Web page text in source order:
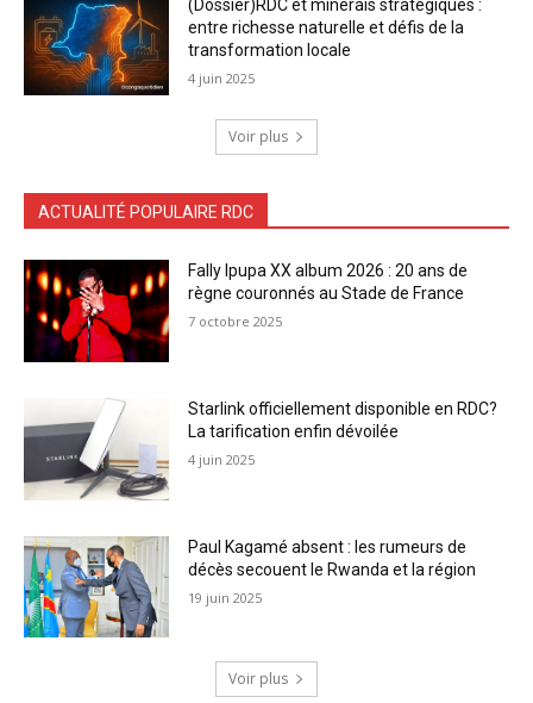
(Dossier)RDC et minerais stratégiques :
entre richesse naturelle et défis de la
transformation locale
4 juin 2025
Voir plus
ACTUALITÉ POPULAIRE RDC
Fally Ipupa XX album 2026 : 20 ans de
règne couronnés au Stade de France
7 octobre 2025
Starlink officiellement disponible en RDC?
La tarification enfin dévoilée
4 juin 2025
Paul Kagamé absent : les rumeurs de
décès secouent le Rwanda et la région
19 juin 2025
Voir plus